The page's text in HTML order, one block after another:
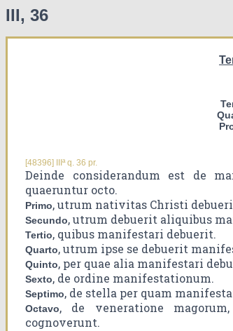
III, 36
[48396] IIIª q. 36 pr.
Deinde considerandum est de
quaeruntur octo.
Primo, utrum nativitas Christi
Secundo, utrum debuerit aliquibus
Tertio, quibus manifestari debuerit.
Quarto, utrum ipse se debuerit
Quinto, per quae alia manifestari
Sexto, de ordine manifestationum.
Septimo, de stella per quam
Octavo, de veneratione
cognoverunt.